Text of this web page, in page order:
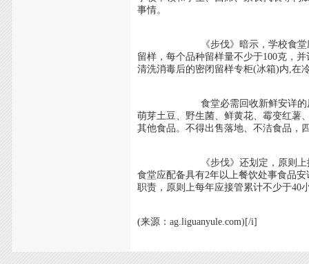
事情。
《步伐》暗示，学校食堂应配备
留样，每个品种留样量不少于100克，
清洗消毒后的密闭留样专柜(冰箱)内,在
食堂必需回收新鲜安详的原料建
萌芽土豆、野生菌、鲜黄花、霉变红薯
其他食品。不得出售落地、不洁食品，
《步伐》还划定，原则上按就餐
食堂应配备具有2年以上餐饮处事食品
职责，原则上每年应接管累计不少于40
(来源：ag.liguanyule.com)[/i]